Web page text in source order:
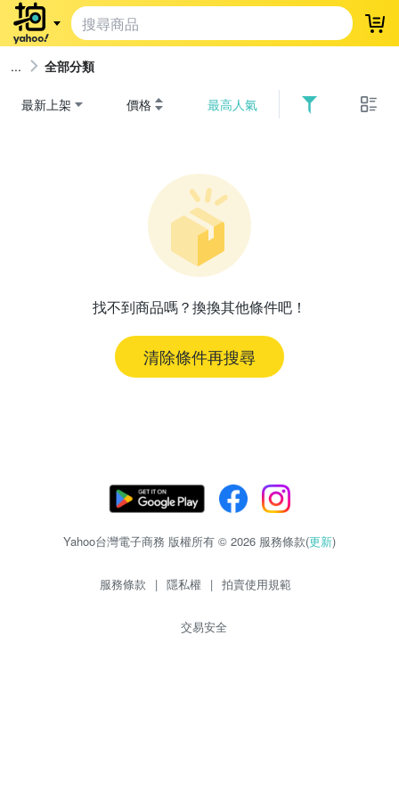
登
全部分類
最新上架 價格 最高人氣
找不到商品嗎？換換其他條件吧！
清除條件再搜尋
Yahoo台灣電子商務 版權所有 © 2026 服務條款(更新)
服務條款 | 隱私權 | 拍賣使用規範
交易安全